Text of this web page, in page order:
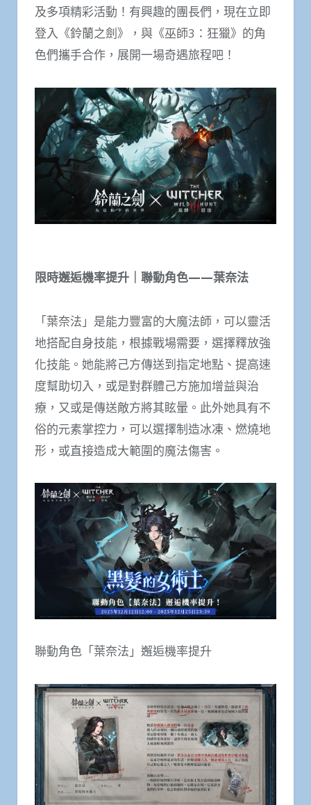
及多項精彩活動！有興趣的團長們，現在立即
登入《鈴蘭之劍》，與《巫師3：狂獵》的角
色們攜手合作，展開一場奇遇旅程吧！
限時邂逅機率提升｜聯動角色——葉奈法
「葉奈法」是能力豐富的大魔法師，可以靈活
地搭配自身技能，根據戰場需要，選擇釋放強
化技能。她能將己方傳送到指定地點、提高速
度幫助切入，或是對群體己方施加增益與治
療，又或是傳送敵方將其眩暈。此外她具有不
俗的元素掌控力，可以選擇制造冰凍、燃燒地
形，或直接造成大範圍的魔法傷害。
聯動角色「葉奈法」邂逅機率提升